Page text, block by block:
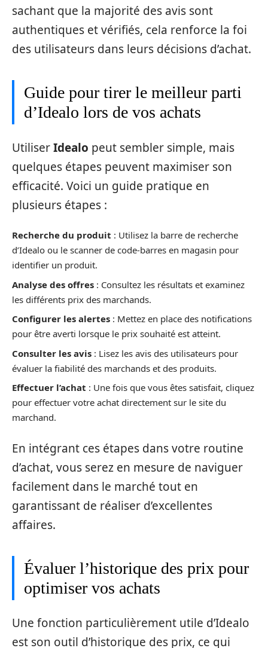
sachant que la majorité des avis sont
authentiques et vérifiés, cela renforce la foi
des utilisateurs dans leurs décisions d’achat.
Guide pour tirer le meilleur parti
d’Idealo lors de vos achats
UtiliserIdealo peut sembler simple, mais
quelques étapes peuvent maximiser son
efficacité. Voici un guide pratique en
plusieurs étapes :
Recherche du produit : Utilisez la barre de recherche
d’Idealo ou le scanner de code-barres en magasin pour
identifier un produit.
Analyse des offres : Consultez les résultats et examinez
les différents prix des marchands.
Configurer les alertes : Mettez en place des notifications
pour être averti lorsque le prix souhaité est atteint.
Consulter les avis : Lisez les avis des utilisateurs pour
évaluer la fiabilité des marchands et des produits.
Effectuer l’achat : Une fois que vous êtes satisfait, cliquez
pour effectuer votre achat directement sur le site du
marchand.
En intégrant ces étapes dans votre routine
d’achat, vous serez en mesure de naviguer
facilement dans le marché tout en
garantissant de réaliser d’excellentes
affaires.
Évaluer l’historique des prix pour
optimiser vos achats
Une fonction particulièrement utile d’Idealo
est son outil d’historique des prix, ce qui